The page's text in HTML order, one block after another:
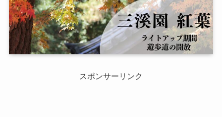
スポンサーリンク